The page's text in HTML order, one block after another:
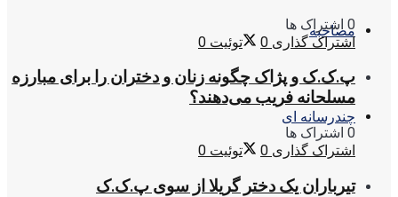
مصاحبه
چندرسانه ای
0 اشتراک ها
اشتراک گذاری 0 توئیت 0
پ.ک.ک و پژاک چگونه زنان و دختران را برای مبارزه
مسلحانه فریب می‌دهند؟
0 اشتراک ها
اشتراک گذاری 0 توئیت 0
تیرباران یک دختر گریلا از سوی پ.ک.ک